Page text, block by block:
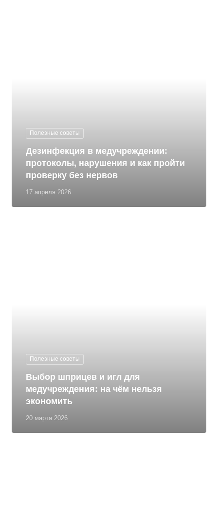
Полезные советы
17 апреля 2026
Дезинфекция в медучреждении:
протоколы, нарушения и как пройти
проверку без нервов
Полезные советы
20 марта 2026
Выбор шприцев и игл для
медучреждения: на чём нельзя
экономить